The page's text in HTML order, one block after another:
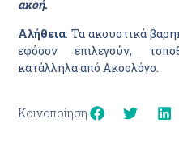
ακοή.
Αλήθεια: Τα ακουστικά
εφόσον επιλεγούν,
κατάλληλα από Ακοολόγο.
Κοινοποίηση